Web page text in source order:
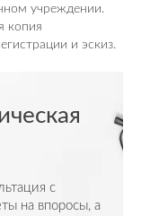
учреждении.
копия
и эскиз.
с
на впоросы, а